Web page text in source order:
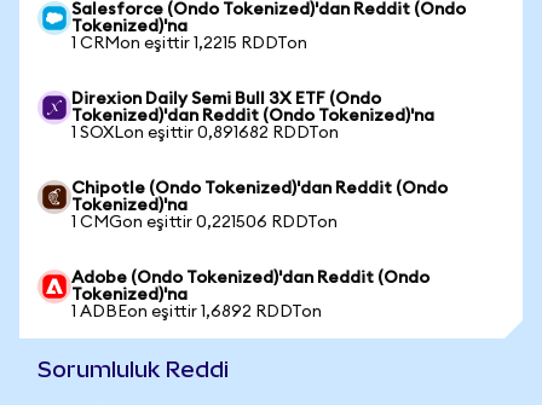
Salesforce (Ondo Tokenized)'dan Reddit (Ondo
Tokenized)'na
1 CRMon eşittir 1,2215 RDDTon
Direxion Daily Semi Bull 3X ETF (Ondo
Tokenized)'dan Reddit (Ondo Tokenized)'na
1 SOXLon eşittir 0,891682 RDDTon
Chipotle (Ondo Tokenized)'dan Reddit (Ondo
Tokenized)'na
1 CMGon eşittir 0,221506 RDDTon
Adobe (Ondo Tokenized)'dan Reddit (Ondo
Tokenized)'na
1 ADBEon eşittir 1,6892 RDDTon
Sorumluluk Reddi